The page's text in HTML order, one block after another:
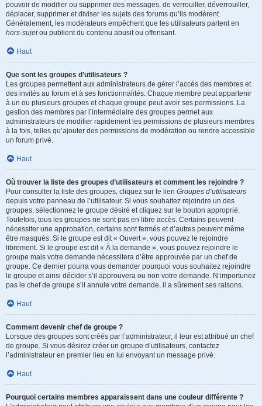
pouvoir de modifier ou supprimer des messages, de verrouiller, déverrouiller,
déplacer, supprimer et diviser les sujets des forums qu’ils modèrent.
Généralement, les modérateurs empêchent que les utilisateurs partent en
hors-sujetou publient du contenu abusif ou offensant.
Haut
Que sont les groupes d’utilisateurs ?
Les groupes permettent aux administrateurs de gérer l’accès des membres et
des invités au forum et à ses fonctionnalités. Chaque membre peut appartenir
à un ou plusieurs groupes et chaque groupe peut avoir ses permissions. La
gestion des membres par l’intermédiaire des groupes permet aux
administrateurs de modifier rapidement les permissions de plusieurs membres
à la fois, telles qu’ajouter des permissions de modération ou rendre accessible
un forum privé.
Haut
Où trouver la liste des groupes d’utilisateurs et comment les rejoindre ?
Pour consulter la liste des groupes, cliquez sur le lien Groupes d’utilisateurs
depuis votre panneau de l’utilisateur. Si vous souhaitez rejoindre un des
groupes, sélectionnez le groupe désiré et cliquez sur le bouton approprié.
Toutefois, tous les groupes ne sont pas en libre accès. Certains peuvent
nécessiter une approbation, certains sont fermés et d’autres peuvent même
être masqués. Si le groupe est dit « Ouvert », vous pouvez le rejoindre
librement. Si le groupe est dit « À la demande », vous pouvez rejoindre le
groupe mais votre demande nécessitera d’être approuvée par un chef de
groupe. Ce dernier pourra vous demander pourquoi vous souhaitez rejoindre
le groupe et ainsi décider s’il approuvera ou non votre demande. N’importunez
pas le chef de groupe s’il annule votre demande, il a sûrement ses raisons.
Haut
Comment devenir chef de groupe ?
Lorsque des groupes sont créés par l’administrateur, il leur est attribué un chef
de groupe. Si vous désirez créer un groupe d’utilisateurs, contactez
l’administrateur en premier lieu en lui envoyant un message privé.
Haut
Pourquoi certains membres apparaissent dans une couleur différente ?